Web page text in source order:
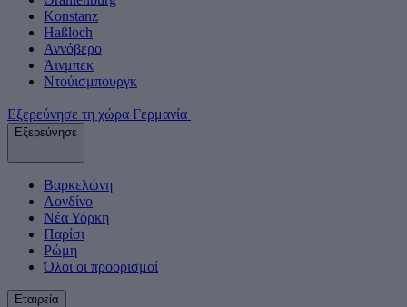
Konstanz
Haßloch
Αννόβερο
Άινμπεκ
Ντούισμπουργκ
Εξερεύνησε τη χώρα Γερμανία
Εξερεύνησε
Βαρκελώνη
Λονδίνο
Νέα Υόρκη
Παρίσι
Ρώμη
Όλοι οι προορισμοί
Εταιρεία